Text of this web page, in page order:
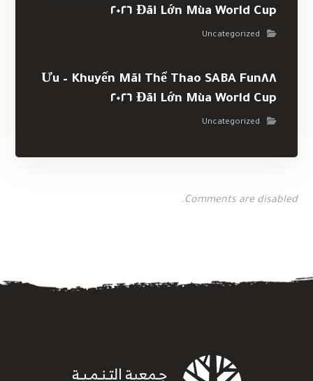
Đãi Lớn Mùa World Cup ٢٠٢٦
Uncategorized
Khuyến Mãi Thể Thao SABA Fun٨٨ – Ưu
Đãi Lớn Mùa World Cup ٢٠٢٦
Uncategorized
Comments are disabled.